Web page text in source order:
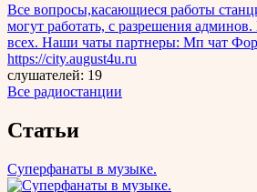
Все вопросы,касающиеся работы
могут работать, с разрешения
всех. Наши чаты партнеры: Мп чат
https://city.august4u.ru
слушателей: 19
Все радиостанции
Статьи
Суперфанаты в музыке.